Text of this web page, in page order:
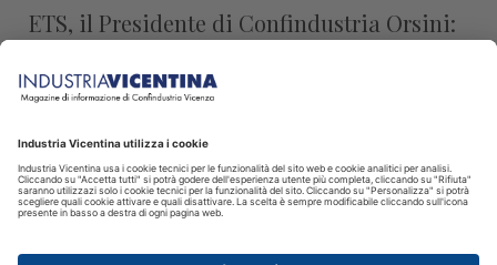
ETS, il Presidente di Confindustria Orsini:
europea"
l’occupazione e la sovranità europea.
Leggi